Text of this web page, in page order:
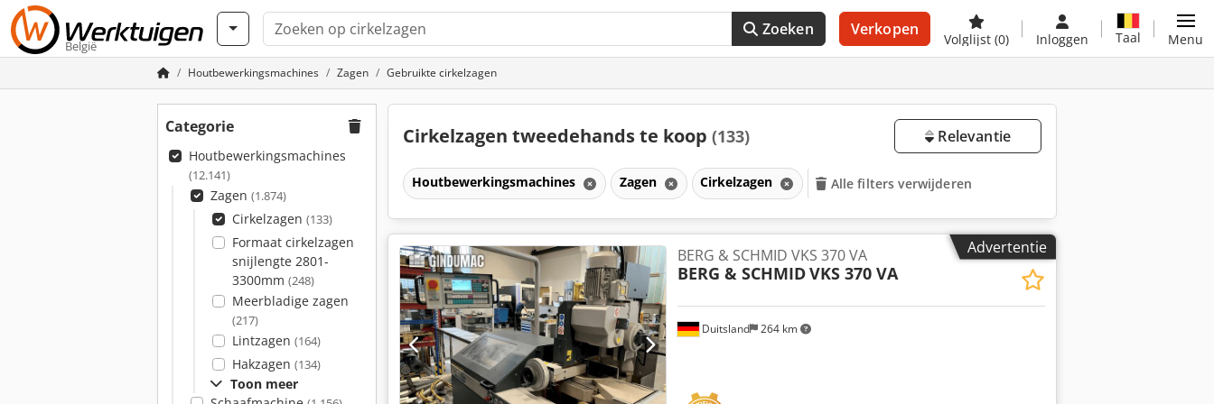
België
Zoeken Verkopen
Volglijst (0) Inloggen Taal Menu
Houtbewerkingsmachines Zagen Gebruikte cirkelzagen
Categorie
Houtbewerkingsmachines
(12.141)
Zagen (1.874)
Cirkelzagen (133)
Formaat cirkelzagen
snijlengte 2801-
3300mm (248)
Meerbladige zagen
(217)
Lintzagen (164)
Hakzagen (134)
Toon meer
Cirkelzagen tweedehands te koop (133) Relevantie
Houtbewerkingsmachines Zagen Cirkelzagen Alle filters verwijderen
Advertentie
Duitsland 264 km
BERG & SCHMID VKS 370 VA
BERG & SCHMIDVKS 370 VA